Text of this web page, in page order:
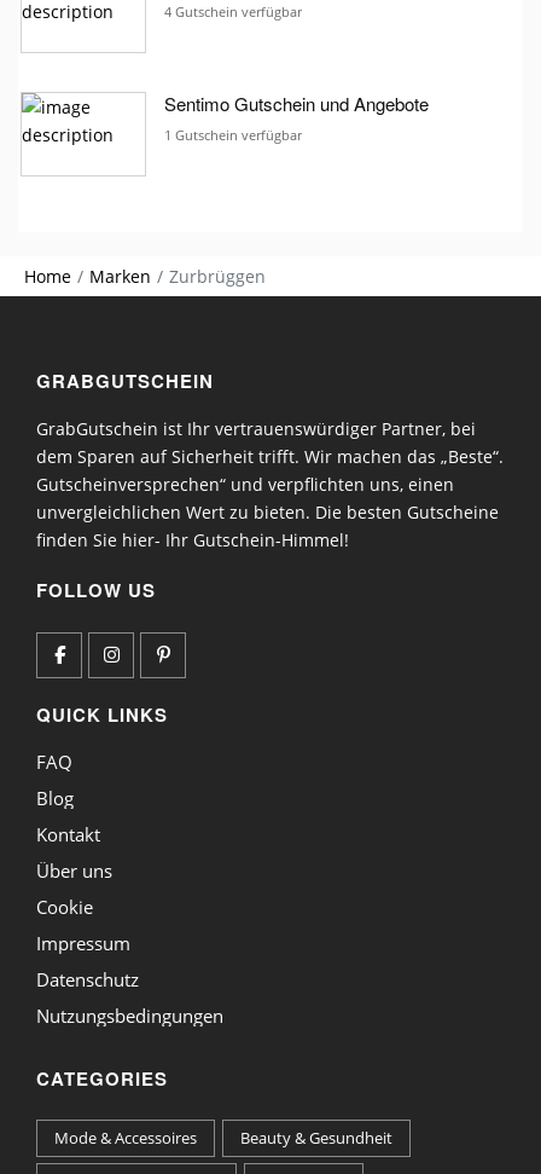
4 Gutschein verfügbar
Sentimo Gutschein und Angebote
1 Gutschein verfügbar
Home Marken Zurbrüggen
GRABGUTSCHEIN
GrabGutschein ist Ihr vertrauenswürdiger Partner, bei
dem Sparen auf Sicherheit trifft. Wir machen das „Beste“.
Gutscheinversprechen“ und verpflichten uns, einen
unvergleichlichen Wert zu bieten. Die besten Gutscheine
finden Sie hier- Ihr Gutschein-Himmel!
FOLLOW US
QUICK LINKS
FAQ
Blog
Kontakt
Über uns
Cookie
Impressum
Datenschutz
Nutzungsbedingungen
CATEGORIES
Mode & Accessoires
Beauty & Gesundheit